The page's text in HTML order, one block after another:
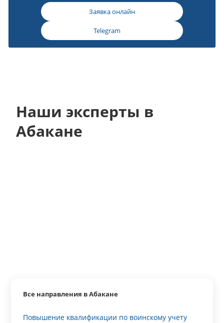
Заявка онлайн
Telegram
Наши эксперты в
Абакане
Все направления в Абакане
Повышение квалификации по воинскому учету